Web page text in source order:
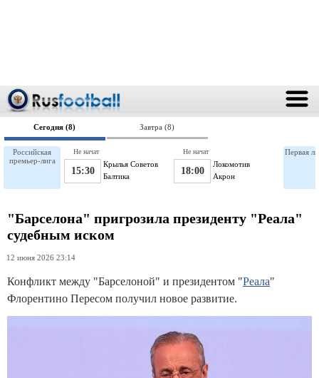
Сегодня (8) Завтра (8)
Российская
премьер-лига
Крылья Советов
15:30 Балтика
Не начат
Локомотив
18:00 Акрон
Не начат Первая
"Барселона" пригрозила президенту "Реала"
судебным иском
12 июня 2026 23:14
Конфликт между "Барселоной" и президентом "Реала"
Флорентино Пересом получил новое развитие.